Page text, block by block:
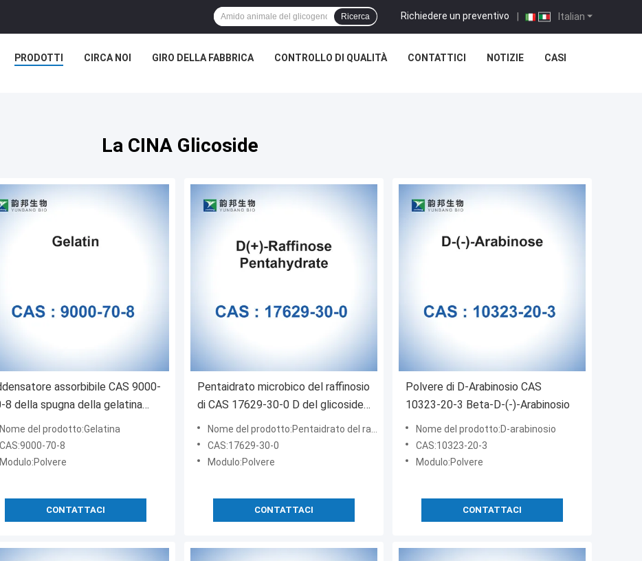
Italian
Richiedere un preventivo |
Ricerca
PRODOTTI CIRCA NOI GIRO DELLA FABBRICA CONTROLLO DI QUALITÀ CONTATTICI NOTIZIE CASI
La CINA Glicoside
assorbibile CAS 9000-
8 della spugna della gelatina
polvere della gelatina di
Nome del prodotto:Gelatina
CAS:9000-70-8
Modulo:Polvere
CONTATTACI
Pentaidrato microbico del raffinosio
di CAS 17629-30-0 D del glicoside
(+) -Nome del prodotto:Pentaidrato del raffinosio di D (+) -
CAS:17629-30-0
Modulo:Polvere
CONTATTACI
Polvere di D-Arabinosio CAS
10323-20-3 Beta-D-(-)-Arabinosio
Nome del prodotto:D-arabinosio
CAS:10323-20-3
Modulo:Polvere
CONTATTACI